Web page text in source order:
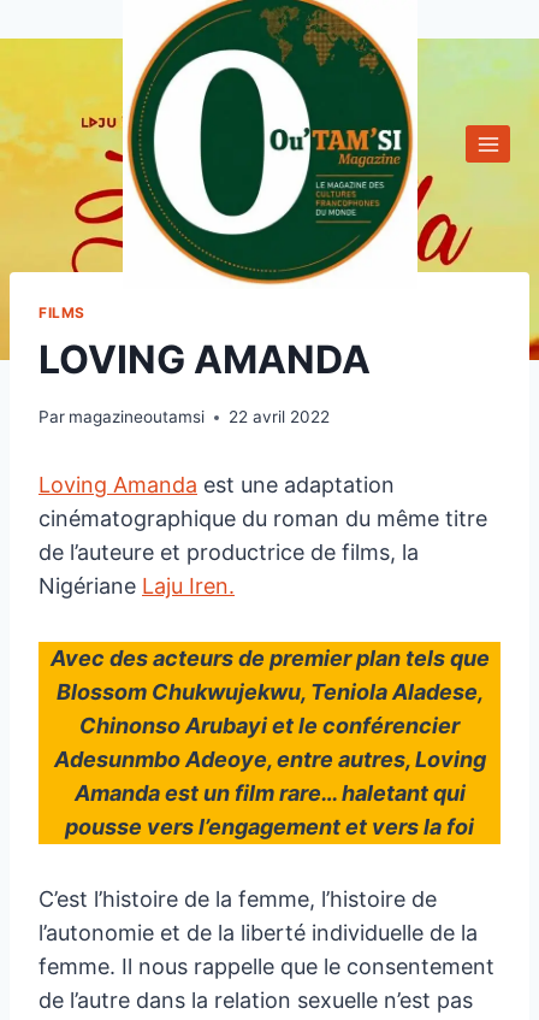
FILMS
LOVING AMANDA
Par magazineoutamsi 22 avril 2022
Loving Amanda est une adaptation
cinématographique du roman du même titre
de l’auteure et productrice de films, la
Nigériane Laju Iren.
Avec des acteurs de premier plan tels que
Blossom Chukwujekwu, Teniola Aladese,
Chinonso Arubayi et le conférencier
Adesunmbo Adeoye, entre autres, Loving
Amanda est un film rare… haletant qui
pousse vers l’engagement et vers la foi
C’est l’histoire de la femme, l’histoire de
l’autonomie et de la liberté individuelle de la
femme. Il nous rappelle que le consentement
de l’autre dans la relation sexuelle n’est pas